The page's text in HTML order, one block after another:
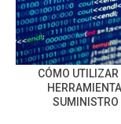
CÓMO UTILIZAR
SUMINISTRO